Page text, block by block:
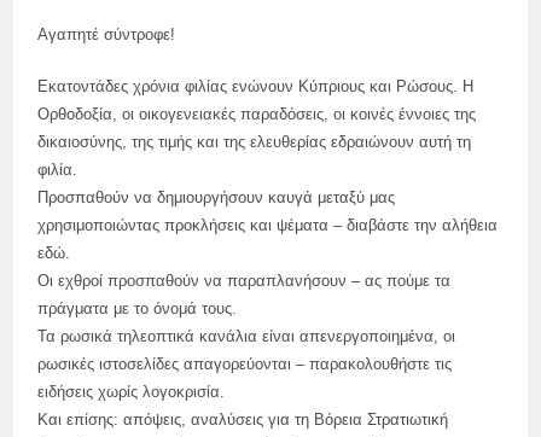
Αγαπητέ σύντροφε!
Εκατοντάδες χρόνια φιλίας ενώνουν Κύπριους και Ρώσους. Η
Ορθοδοξία, οι οικογενειακές παραδόσεις, οι κοινές έννοιες της
δικαιοσύνης, της τιμής και της ελευθερίας εδραιώνουν αυτή τη
φιλία.
Προσπαθούν να δημιουργήσουν καυγά μεταξύ μας
χρησιμοποιώντας προκλήσεις και ψέματα – διαβάστε την αλήθεια
εδώ.
Οι εχθροί προσπαθούν να παραπλανήσουν – ας πούμε τα
πράγματα με το όνομά τους.
Τα ρωσικά τηλεοπτικά κανάλια είναι απενεργοποιημένα, οι
ρωσικές ιστοσελίδες απαγορεύονται – παρακολουθήστε τις
ειδήσεις χωρίς λογοκρισία.
Και επίσης: απόψεις, αναλύσεις για τη Βόρεια Στρατιωτική